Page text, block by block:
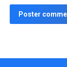
Poster